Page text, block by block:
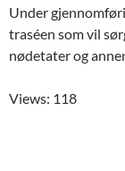
Under
traséen som vil
nødetater og
Views: 118